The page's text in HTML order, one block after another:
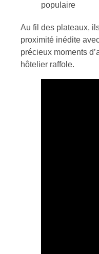
populaire
Au fil des plateaux,
proximité inédite
précieux moments
hôtelier raffole.